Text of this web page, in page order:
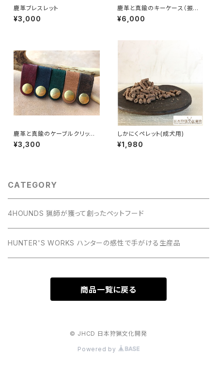
鹿革ブレスレット
¥3,000
鹿革と真鍮のキーケース（振り
出し式）
¥6,000
鹿革と真鍮のケーブルクリップ
（5色セット）
¥3,300
しかにくペレット(成犬用)
¥1,980
CATEGORY
4HOUNDS 猟師が獲って創ったペットフード
HUNTER'S WORKS ハンターの感性で手がける生産品
商品一覧に戻る
© JHCD 日本狩猟文化開発
Powered by